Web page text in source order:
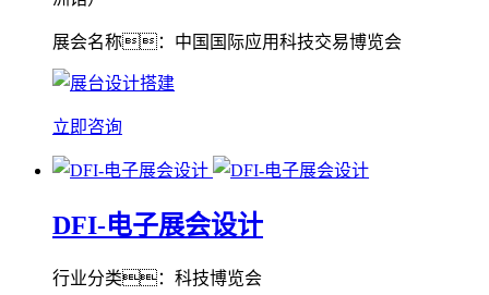
展会名称：中国国际应用科技交易博览会
立即咨询
DFI-电子展会设计
行业分类：科技博览会